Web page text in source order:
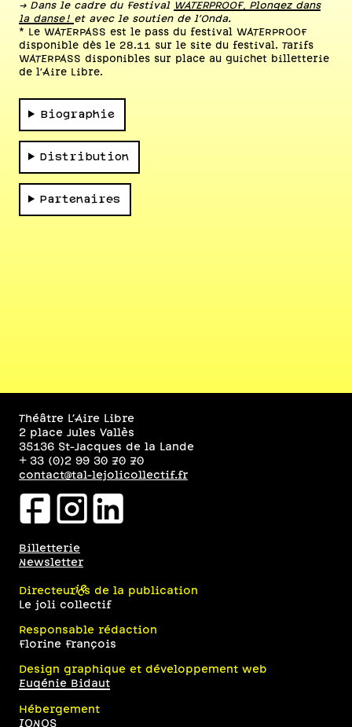
-> Dans le cadre du Festival
WATERPROOF, Plongez dans
la danse ! et avec le soutien de l'Onda.
* Le WATERPASS est le pass du festival WATERPROOF
disponible dès le 28.11 sur le site du festival. Tarifs
WATERPASS disponibles sur place au guichet billetterie
de l'Aire Libre.
Biographie
Distribution
Partenaires
Théâtre L’Aire Libre
2 place Jules Vallès
35136 St-Jacques de la Lande
+ 33 (0)2 99 30 70 70
contact@tal-lejolicollectif.fr
facebookiconinstagramiconlinkedinicon
Billetterie
Newsletter
Directeur·ices de la publication
Le joli collectif
Responsable rédaction
Florine François
Design graphique et développement web
Eugénie Bidaut
Hébergement
IONOS